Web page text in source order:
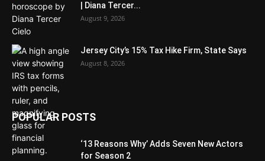
| Diana Tercer...
August 9, 2026
Jersey City’s 15% Tax Hike Firm, State Says
August 8, 2026
POPULAR POSTS
‘13 Reasons Why’ Adds Seven New Actors
for Season 2